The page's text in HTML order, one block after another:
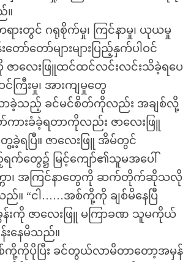
။
တရားတွင် ဂရုစိုက်မှု၊ ကြင်နာမှု၊ ယုယမှု
ော်တော်များများပြည့်နှက်ပါဝင်
ာလေးဖြူထင်ထင်လင်းလင်းသိခဲ့ရပေ
ကြီးမှု၊ အားကျမှုတွေ
ါ်လာခဲ့သည့် ခင်မင်စိတ်ကိုလည်း အချစ်လို့
ကားခံခဲ့ရတာကိုလည်း ဇာလေးဖြူ
ခဲ့ရပြီ။ ဇာလေးဖြူ အိမ်တွင်
တွေ၌ မြင့်ကျော်၏သူမအပေါ်
တာ၊ အကြင်နာတွေကို ဆက်တိုက်ဆိုသလို
။ “ငါ……အစ်ကို့ကို ချစ်မိနေပြီ
န်းကို ဇာလေးဖြူ မကြာခဏ သူမကိုယ်
န်းနေမိသည်။
ကို့ကိုပိုပြီး ခင်တွယ်လာမိတာတော့အမှန်